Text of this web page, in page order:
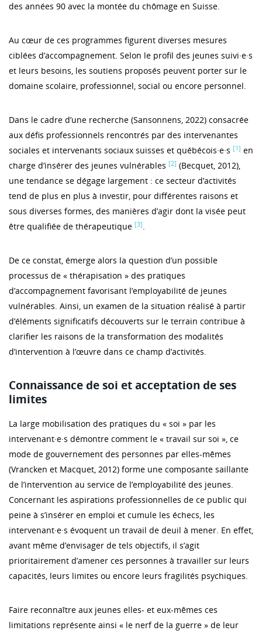
des années 90 avec la montée du chômage en Suisse.
Au cœur de ces programmes figurent diverses mesures
ciblées d’accompagnement. Selon le profil des jeunes suivi·e·s
et leurs besoins, les soutiens proposés peuvent porter sur le
domaine scolaire, professionnel, social ou encore personnel.
Dans le cadre d’une recherche (Sansonnens, 2022) consacrée
aux défis professionnels rencontrés par des intervenantes
sociales et intervenants sociaux suisses et québécois·e·s [1] en
charge d’insérer des jeunes vulnérables [2] (Becquet, 2012),
une tendance se dégage largement : ce secteur d’activités
tend de plus en plus à investir, pour différentes raisons et
sous diverses formes, des manières d’agir dont la visée peut
être qualifiée de thérapeutique [3].
De ce constat, émerge alors la question d’un possible
processus de « thérapisation » des pratiques
d’accompagnement favorisant l’employabilité de jeunes
vulnérables. Ainsi, un examen de la situation réalisé à partir
d’éléments significatifs découverts sur le terrain contribue à
clarifier les raisons de la transformation des modalités
d’intervention à l’œuvre dans ce champ d’activités.
Connaissance de soi et acceptation de ses
limites
La large mobilisation des pratiques du « soi » par les
intervenant·e·s démontre comment le « travail sur soi », ce
mode de gouvernement des personnes par elles-mêmes
(Vrancken et Macquet, 2012) forme une composante saillante
de l’intervention au service de l’employabilité des jeunes.
Concernant les aspirations professionnelles de ce public qui
peine à s’insérer en emploi et cumule les échecs, les
intervenant·e·s évoquent un travail de deuil à mener. En effet,
avant même d’envisager de tels objectifs, il s’agit
prioritairement d’amener ces personnes à travailler sur leurs
capacités, leurs limites ou encore leurs fragilités psychiques.
Faire reconnaître aux jeunes elles- et eux-mêmes ces
limitations représente ainsi « le nerf de la guerre » de leur